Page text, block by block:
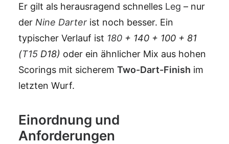
Er gilt als herausragend schnelles Leg – nur
der Nine Darter ist noch besser. Ein
typischer Verlauf ist 180 + 140 + 100 + 81
(T15 D18) oder ein ähnlicher Mix aus hohen
Scorings mit sicherem Two-Dart-Finish im
letzten Wurf.
Einordnung und
Anforderungen